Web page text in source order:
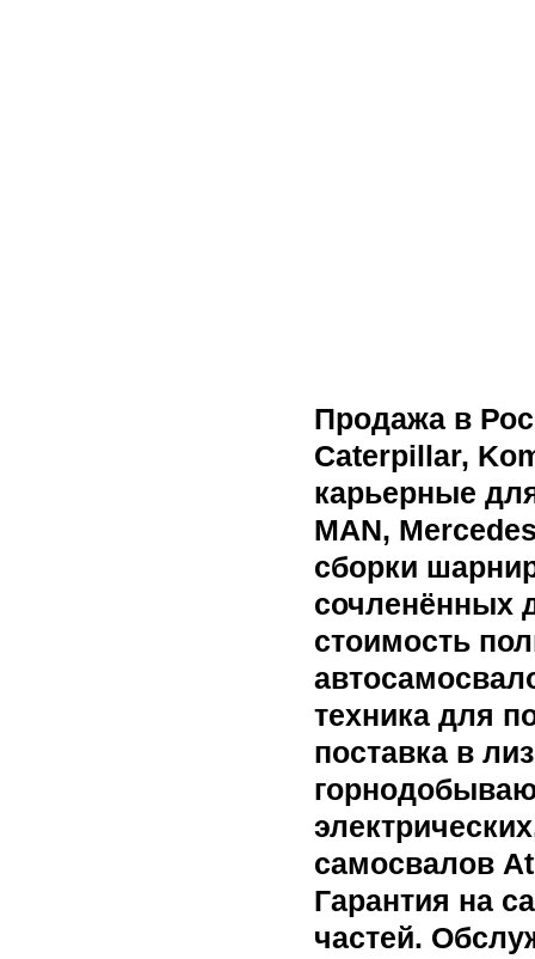
Продажа в
Caterpillar,
карьерные
MAN,
сборки
сочленённых
стоимость
техника для
поставка в
самосвалов
Гарантия на
частей.